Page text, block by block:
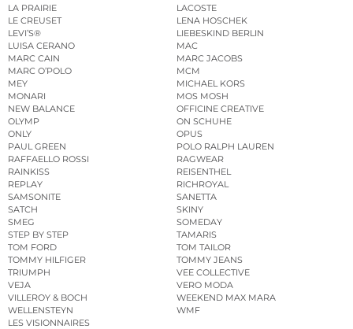
LA PRAIRIE
LACOSTE
LE CREUSET
LENA HOSCHEK
LEVI’S®
LIEBESKIND BERLIN
LUISA CERANO
MAC
MARC CAIN
MARC JACOBS
MARC O’POLO
MCM
MEY
MICHAEL KORS
MONARI
MOS MOSH
NEW BALANCE
OFFICINE CREATIVE
OLYMP
ON SCHUHE
ONLY
OPUS
PAUL GREEN
POLO RALPH LAUREN
RAFFAELLO ROSSI
RAGWEAR
RAINKISS
REISENTHEL
REPLAY
RICHROYAL
SAMSONITE
SANETTA
SATCH
SKINY
SMEG
SOMEDAY
STEP BY STEP
TAMARIS
TOM FORD
TOM TAILOR
TOMMY HILFIGER
TOMMY JEANS
TRIUMPH
VEE COLLECTIVE
VEJA
VERO MODA
VILLEROY & BOCH
WEEKEND MAX MARA
WELLENSTEYN
WMF
LES VISIONNAIRES